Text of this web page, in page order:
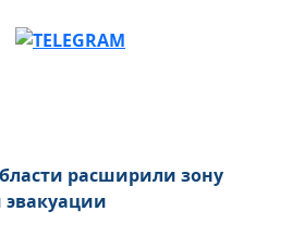
расширили зону